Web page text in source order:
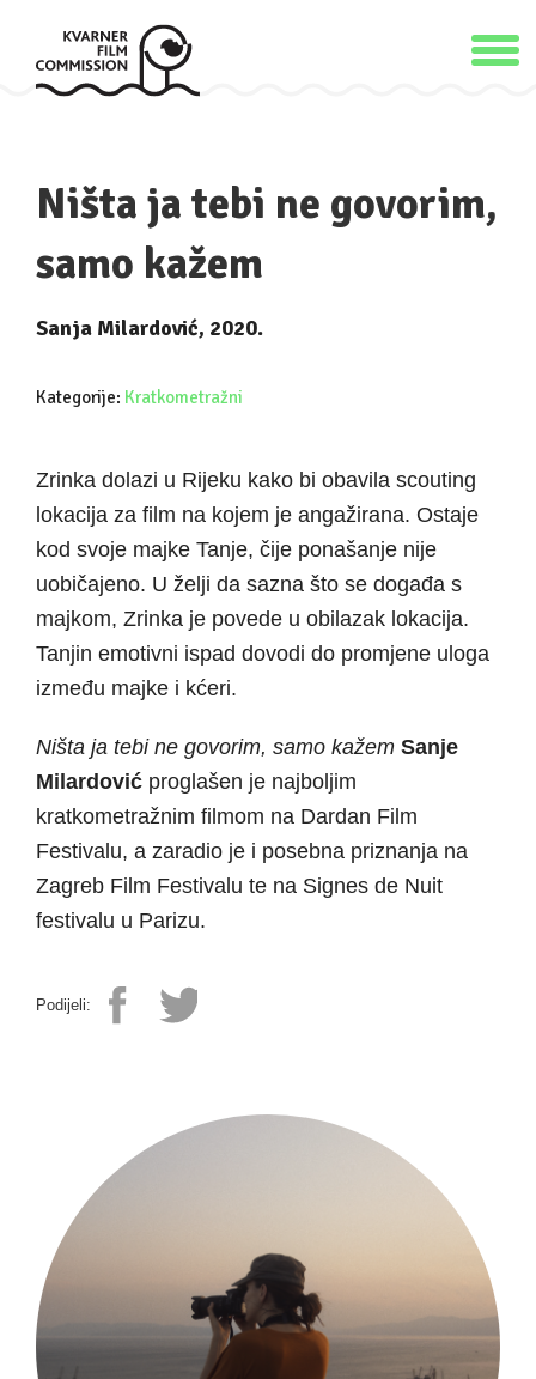
Ništa ja tebi ne govorim,
samo kažem
Sanja Milardović, 2020.
Kategorije: Kratkometražni
Zrinka dolazi u Rijeku kako bi obavila scouting
lokacija za film na kojem je angažirana. Ostaje
kod svoje majke Tanje, čije ponašanje nije
uobičajeno. U želji da sazna što se događa s
majkom, Zrinka je povede u obilazak lokacija.
Tanjin emotivni ispad dovodi do promjene uloga
između majke i kćeri.
Ništa ja tebi ne govorim, samo kažem Sanje
Milardović proglašen je najboljim
kratkometražnim filmom na Dardan Film
Festivalu, a zaradio je i posebna priznanja na
Zagreb Film Festivalu te na Signes de Nuit
festivalu u Parizu.
Podijeli: